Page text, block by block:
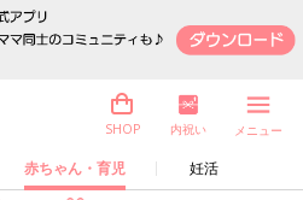
赤ちゃん・育児 妊活
SHOP 内祝い メニュー